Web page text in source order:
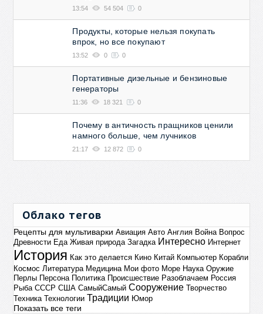
13:54 54 504 0
Продукты, которые нельзя покупать
впрок, но все покупают
13:52 0 0
Портативные дизельные и бензиновые
генераторы
11:36 18 321 0
Почему в античность пращников ценили
намного больше, чем лучников
21:17 12 872 0
Облако тегов
Рецепты для мультиварки Авиация Авто Англия Война Вопрос
Древности Еда Живая природа Загадка Интересно Интернет
История Как это делается Кино Китай Компьютер Корабли
Космос Литература Медицина Мои фото Море Наука Оружие
Перлы Персона Политика Происшествие Разоблачаем Россия
Рыба СССР США СамыйСамый Сооружение Творчество
Техника Технологии Традиции Юмор
Показать все теги